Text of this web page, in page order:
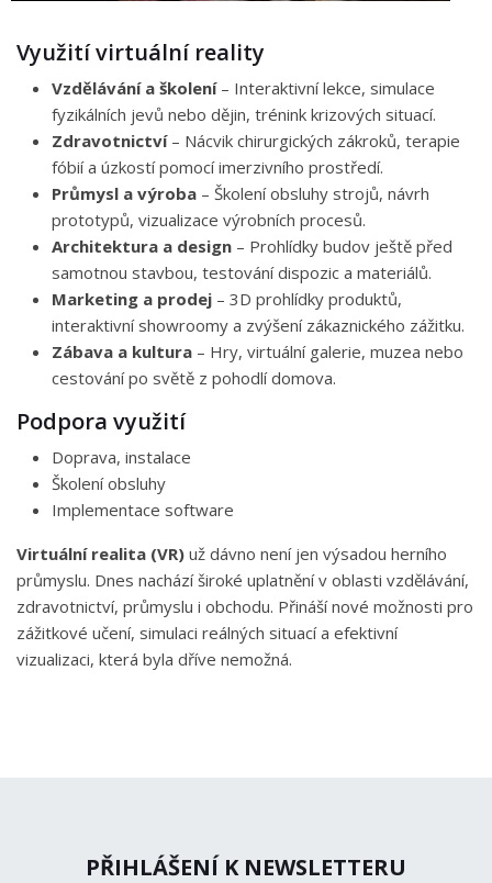
Využití virtuální reality
Vzdělávání a školení– Interaktivní lekce, simulace
fyzikálních jevů nebo dějin, trénink krizových situací.
Zdravotnictví– Nácvik chirurgických zákroků, terapie
fóbií a úzkostí pomocí imerzivního prostředí.
Průmysl a výroba – Školení obsluhy strojů, návrh
prototypů, vizualizace výrobních procesů.
Architektura a design – Prohlídky budov ještě před
samotnou stavbou, testování dispozic a materiálů.
Marketing a prodej – 3D prohlídky produktů,
interaktivní showroomy a zvýšení zákaznického zážitku.
Zábava a kultura – Hry, virtuální galerie, muzea nebo
cestování po světě z pohodlí domova.
Podpora využití
Doprava, instalace
Školení obsluhy
Implementace software
Virtuální realita (VR) už dávno není jen výsadou herního
průmyslu. Dnes nachází široké uplatnění v oblasti vzdělávání,
zdravotnictví, průmyslu i obchodu. Přináší nové možnosti pro
zážitkové učení, simulaci reálných situací a efektivní
vizualizaci, která byla dříve nemožná.
PŘIHLÁŠENÍ K NEWSLETTERU